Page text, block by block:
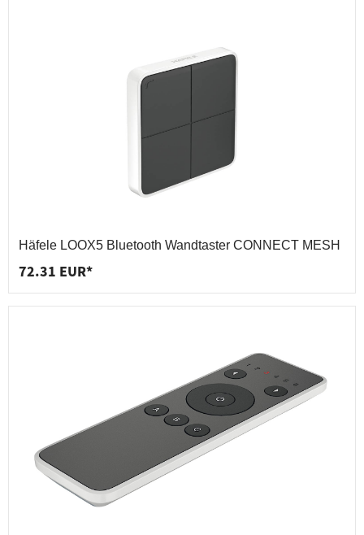
Häfele LOOX5 Bluetooth Wandtaster CONNECT MESH
72.31 EUR*